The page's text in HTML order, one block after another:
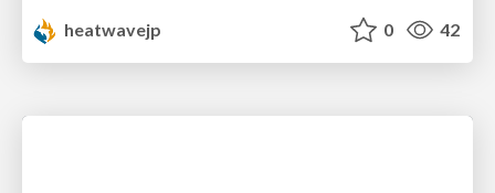
heatwavejp
0 42